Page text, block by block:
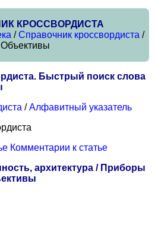
КРОССВОРДИСТА
/Справочник кроссвордиста /
Объективы
Быстрый поиск слова
/Алфавитный указатель
Комментарии к статье
архитектура / Приборы